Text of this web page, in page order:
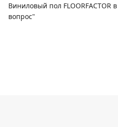
Виниловый пол FLOORFACTOR
вопрос"